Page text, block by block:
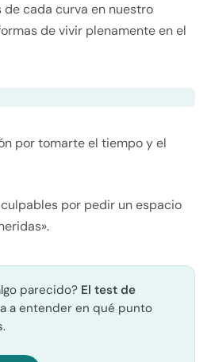
cada curva en nuestro
de vivir plenamente en el
por tomarte el tiempo y el
por pedir un espacio
parecido? El test de
a entender en qué punto